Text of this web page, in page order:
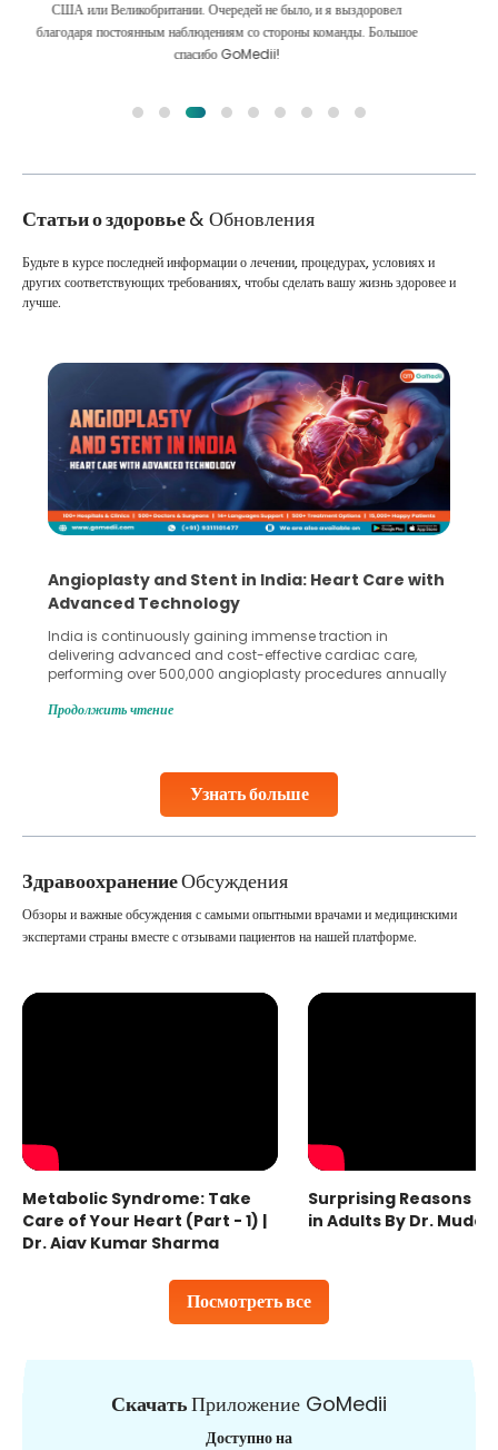
Мы сделали правильный выбор, выбрав GoMedii. Они даже после
лечения сохраняют с нами большую связь
Статьи о здоровье& Обновления
Узнать больше
Будьте в курсе последней информации о лечении, процедурах, условиях и
других соответствующих требованиях, чтобы сделать вашу жизнь здоровее и
лучше.
Angioplasty and Stent in India: Heart Care with
Advanced Technology
India is continuously gaining immense traction in
delivering advanced and cost-effective cardiac care,
performing over 500,000 angioplasty procedures annually
globe are searching for treatments like angioplasty and
Studies, such as one published
Продолжить чтение
ЗдравоохранениеОбсуждения
Посмотреть все
Обзоры и важные обсуждения с самыми опытными врачами и медицинскими
экспертами страны вместе с отзывами пациентов на нашей платформе.
Metabolic Syndrome: Take
Care of Your Heart (Part - 1) |
Dr. Ajay Kumar Sharma
Surprising Reasons
in Adults By Dr.
СкачатьПриложение GoMedii
Доступно на